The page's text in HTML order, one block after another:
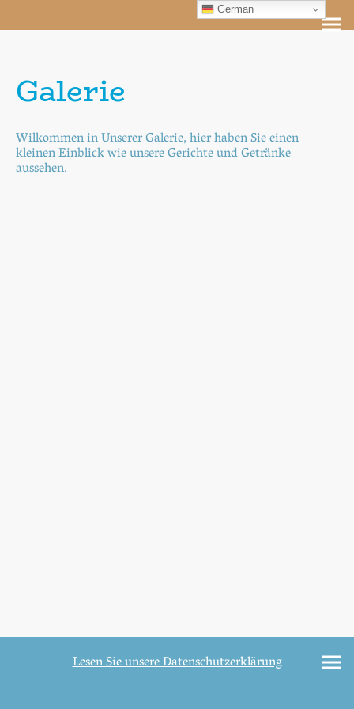
Galerie
Wilkommen in Unserer Galerie, hier haben Sie einen
kleinen Einblick wie unsere Gerichte und Getränke
aussehen.
Lesen Sie unsere Datenschutzerklärung
German